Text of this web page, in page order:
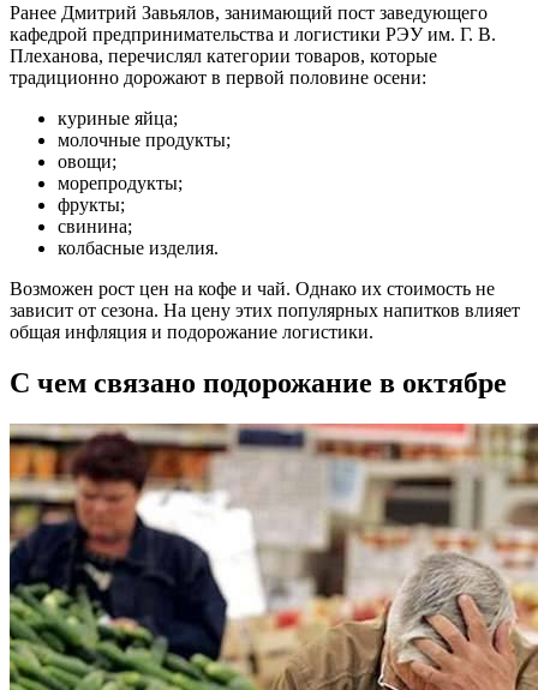
Ранее Дмитрий Завьялов, занимающий пост заведующего
кафедрой предпринимательства и логистики РЭУ им. Г. В.
Плеханова, перечислял категории товаров, которые
традиционно дорожают в первой половине осени:
куриные яйца;
молочные продукты;
овощи;
морепродукты;
фрукты;
свинина;
колбасные изделия.
Возможен рост цен на кофе и чай. Однако их стоимость не
зависит от сезона. На цену этих популярных напитков влияет
общая инфляция и подорожание логистики.
С чем связано подорожание в октябре